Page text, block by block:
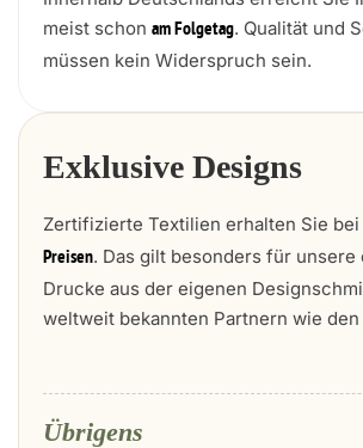
meist schon am Folgetag. Qualität und
müssen kein Widerspruch sein.
Exklusive Designs
Zertifizierte Textilien erhalten Sie bei
Preisen. Das gilt besonders für unsere
Drucke aus der eigenen
weltweit bekannten Partnern wie den
Übrigens